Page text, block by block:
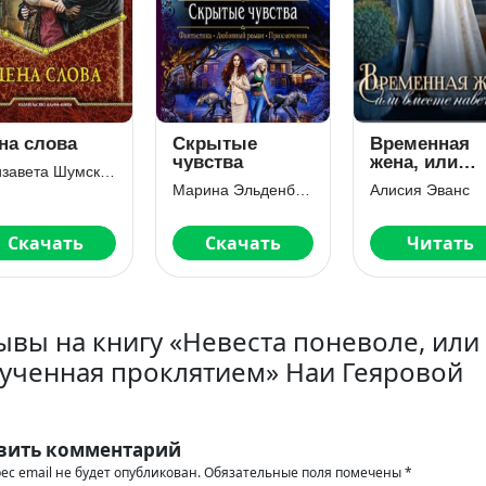
слова
Скачать
Скрытые
чувства
Скачать
Временная
жена, или
Вместе
навечно.
Алисия Эванс
Читать
на книгу «Невеста поневоле, или
проклятием» Наи Геяровой
комментарий
email не будет опубликован.Обязательные поля помечены*